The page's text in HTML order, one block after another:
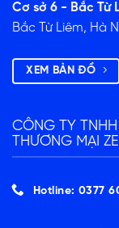
Cơ sở 6 - Bắc Từ
Bắc Từ Liêm, Hà
XEM BẢN ĐỒ
CÔNG TY
THƯƠNG MẠI
Hotline: 0377